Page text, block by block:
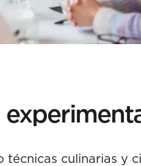
técnicas culinarias y